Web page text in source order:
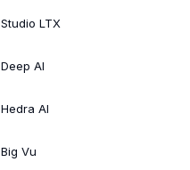
Studio LTX
Deep AI
Hedra AI
Big Vu